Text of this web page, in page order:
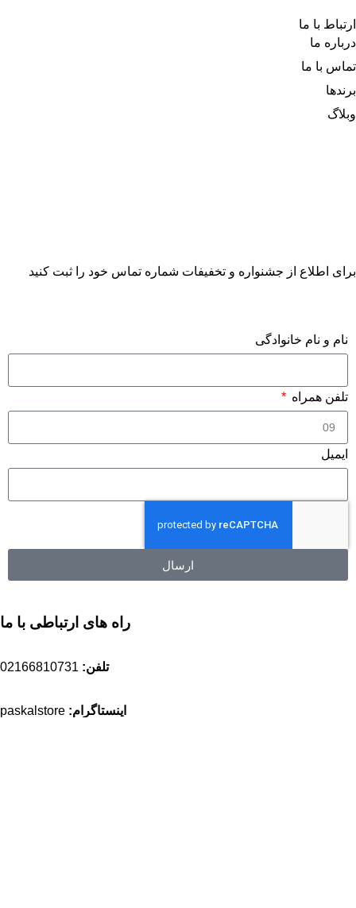
ارتباط با ما
درباره‌ ما
تماس با ما
برندها
وبلاگ
برای اطلاع از جشنواره و تخفیفات شماره تماس خود را ثبت کنید
نام و نام خانوادگی
تلفن همراه
ایمیل
ارسال
راه های ارتباطی با ما
تلفن: 02166810731
اینستاگرام: paskalstore